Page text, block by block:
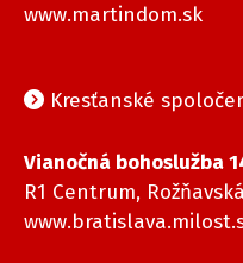
www.martindom.sk
Kresťanské
Vianočná bohoslužba
R1 Centrum,